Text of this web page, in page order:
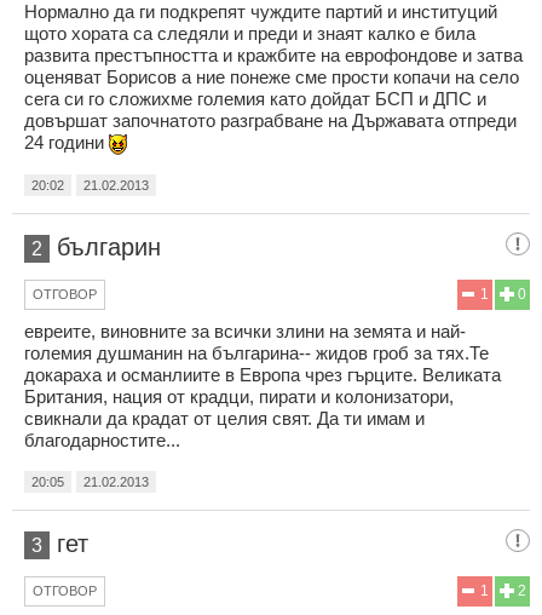
Нормално да ги подкрепят чуждите партий и институций
щото хората са следяли и преди и знаят калко е била
развита престъпността и кражбите на еврофондове и затва
оценяват Борисов а ние понеже сме прости копачи на село
сега си го сложихме големия като дойдат БСП и ДПС и
довършат започнатото разграбване на Държавата отпреди
24 години
20:02 21.02.2013
2 българин
0
1
ОТГОВОР
евреите, виновните за всички злини на земята и най-
големия душманин на българина-- жидов гроб за тях.Те
докараха и османлиите в Европа чрез гърците. Великата
Британия, нация от крадци, пирати и колонизатори,
свикнали да крадат от целия свят. Да ти имам и
благодарностите...
20:05 21.02.2013
3 гет
2
1
ОТГОВОР